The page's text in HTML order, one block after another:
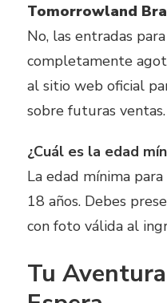
Tomorrowland
No, las entradas
completamente
al sitio web oficial
sobre futuras ventas.
¿Cuál es la edad
La edad mínima
18 años. Debes
con foto válida al
Tu